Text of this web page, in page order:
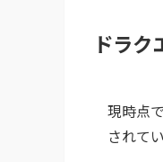
ドラク
現時点
されて